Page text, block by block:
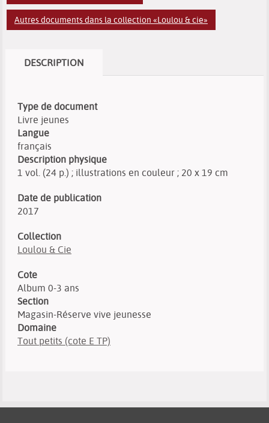
Autres documents dans la collection «Loulou & cie»
DESCRIPTION
Type de document
Livre jeunes
Langue
français
Description physique
1 vol. (24 p.) ; illustrations en couleur ; 20 x 19 cm
Date de publication
2017
Collection
Loulou & Cie
Cote
Album 0-3 ans
Section
Magasin-Réserve vive jeunesse
Domaine
Tout petits (cote E TP)